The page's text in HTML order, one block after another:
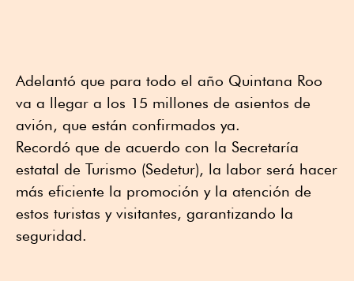
Adelantó que para todo el año Quintana Roo
va a llegar a los 15 millones de asientos de
avión, que están confirmados ya.
Recordó que de acuerdo con la Secretaría
estatal de Turismo (Sedetur), la labor será hacer
más eficiente la promoción y la atención de
estos turistas y visitantes, garantizando la
seguridad.